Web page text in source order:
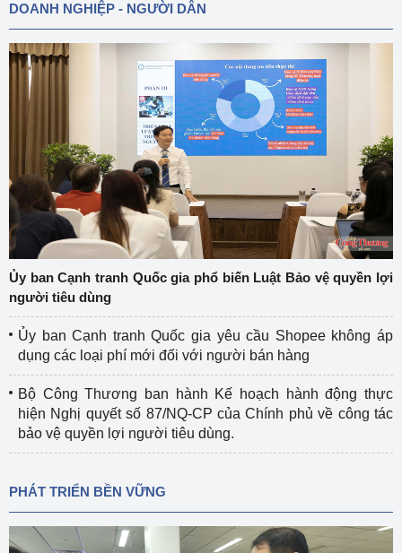
DOANH NGHIỆP - NGƯỜI DÂN
Ủy ban Cạnh tranh Quốc gia phổ biến Luật Bảo vệ quyền lợi
người tiêu dùng
Ủy ban Cạnh tranh Quốc gia yêu cầu Shopee không áp
dụng các loại phí mới đối với người bán hàng
Bộ Công Thương ban hành Kế hoạch hành động thực
hiện Nghị quyết số 87/NQ-CP của Chính phủ về công tác
bảo vệ quyền lợi người tiêu dùng.
PHÁT TRIỂN BỀN VỮNG